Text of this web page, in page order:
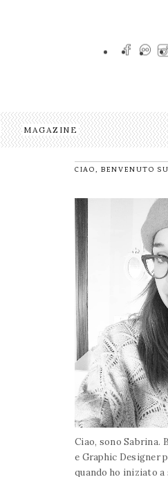
MAGAZINE
CIAO, BENVENUTO
Ciao, sono Sabrina.
e Graphic Designer
quando ho iniziato a